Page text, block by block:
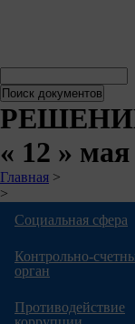
Поиск
документов
документов
РЕШЕНИЕ
« 12 » мая
Строка
навигации
Главная >
>
Социальная сфера
Контрольно-
орган
Противодействие